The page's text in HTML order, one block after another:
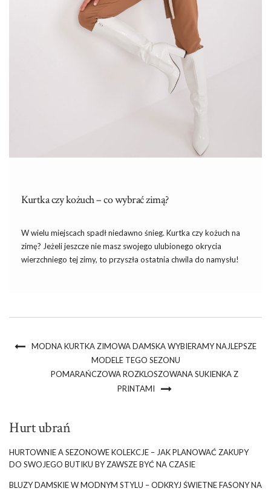
Kurtka czy kożuch – co wybrać zimą?
W wielu miejscach spadł niedawno śnieg. Kurtka czy kożuch na
zimę? Jeżeli jeszcze nie masz swojego ulubionego okrycia
wierzchniego tej zimy, to przyszła ostatnia chwila do namysłu!
MODNA KURTKA ZIMOWA DAMSKA WYBIERAMY NAJLEPSZE
MODELE TEGO SEZONU
POMARAŃCZOWA ROZKLOSZOWANA SUKIENKA Z
PRINTAMI
Hurt ubrań
HURTOWNIE A SEZONOWE KOLEKCJE – JAK PLANOWAĆ ZAKUPY
DO SWOJEGO BUTIKU BY ZAWSZE BYĆ NA CZASIE
BLUZY DAMSKIE W MODNYM STYLU – ODKRYJ ŚWIETNE FASONY NA